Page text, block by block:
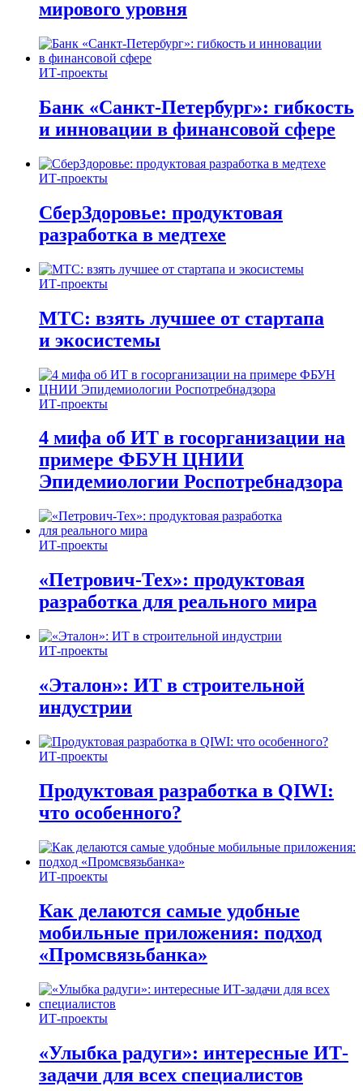
мирового уровня
ИТ-проекты
Банк «Санкт-Петербург»: гибкость
и инновации в финансовой сфере
ИТ-проекты
СберЗдоровье: продуктовая
разработка в медтехе
ИТ-проекты
МТС: взять лучшее от стартапа
и экосистемы
ИТ-проекты
4 мифа об ИТ в госорганизации на
примере ФБУН ЦНИИ
Эпидемиологии Роспотребнадзора
ИТ-проекты
«Петрович-Тех»: продуктовая
разработка для реального мира
ИТ-проекты
«Эталон»: ИТ в строительной
индустрии
ИТ-проекты
Продуктовая разработка в QIWI:
что особенного?
ИТ-проекты
Как делаются самые удобные
мобильные приложения: подход
«Промсвязьбанка»
ИТ-проекты
«Улыбка радуги»: интересные ИТ-
задачи для всех специалистов